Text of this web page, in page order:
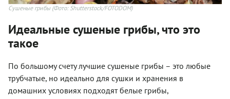
Сушеные грибы(Фото: Shutterstock/FOTODOM)
Идеальные сушеные грибы, что это
такое
По большому счету лучшие сушеные грибы – это любые
трубчатые, но идеально для сушки и хранения в
домашних условиях подходят белые грибы,